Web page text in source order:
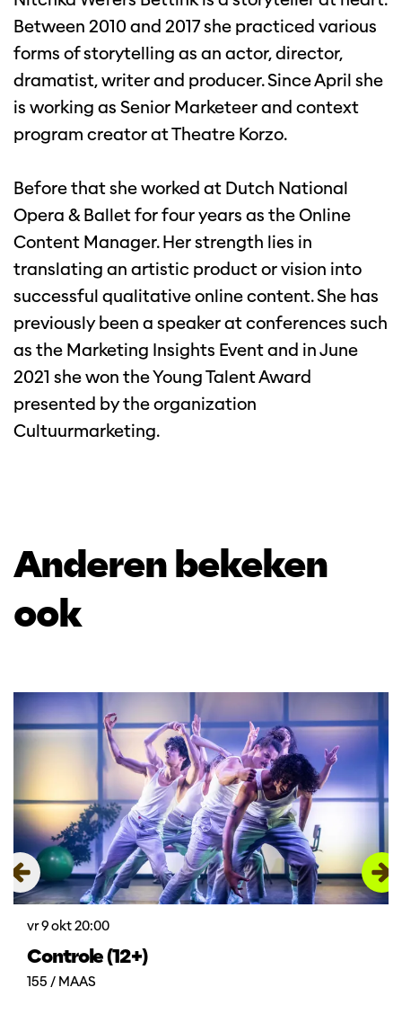
Between 2010 and 2017 she practiced various
forms of storytelling as an actor, director,
dramatist, writer and producer. Since April she
is working as Senior Marketeer and context
program creator at Theatre Korzo.
Before that she worked at Dutch National
Opera & Ballet for four years as the Online
Content Manager. Her strength lies in
translating an artistic product or vision into
successful qualitative online content. She has
previously been a speaker at conferences such
as the Marketing Insights Event and in June
2021 she won the Young Talent Award
presented by the organization
Cultuurmarketing.
Anderen bekeken
ook
Controle (12+)
155 / MAAS
vr 9 okt20:00